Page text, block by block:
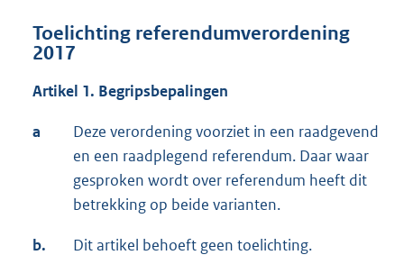
Toelichting referendumverordening
2017
Artikel 1. Begripsbepalingen
a
Deze verordening voorziet in een raadgevend
en een raadplegend referendum. Daar waar
gesproken wordt over referendum heeft dit
betrekking op beide varianten.
b. Dit artikel behoeft geen toelichting.